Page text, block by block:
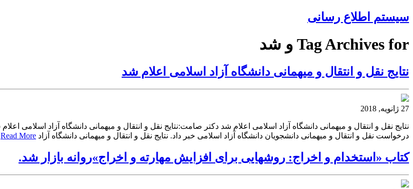
سیستم اطلاع رسانی
Tag Archives for و شد
نتایج نقل و انتقال و میهمانی دانشگاه آزاد اسلامی اعلام شد
27 ژانویه, 2018
درخواست نقل و انتقال و میهمانی دانشجویان دانشگاه آزاد اسلامی خبر داد. نتایج نقل و انتقال و میهمانی دانشگاه آزاد Read More
کتاب «استخدام و اخراج: روشهایی برای افزایش مهارته و اخراج»روانه بازار شد.